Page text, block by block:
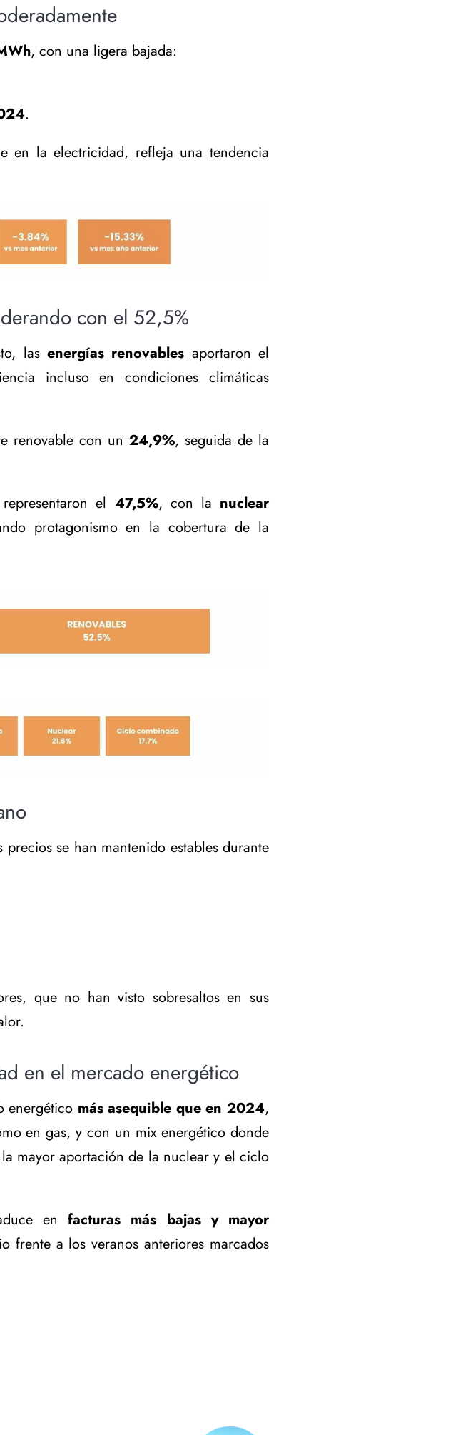
, con una ligera bajada:
.
en la electricidad, refleja una tendencia
con el 52,5%
las energías renovables aportaron el
incluso en condiciones climáticas
renovable con un 24,9%, seguida de la
representaron el 47,5%, con la nuclear
protagonismo en la cobertura de la
precios se han mantenido estables durante
que no han visto sobresaltos en sus
en el mercado energético
energético más asequible que en 2024,
en gas, y con un mix energético donde
mayor aportación de la nuclear y el ciclo
en facturas más bajas y mayor
frente a los veranos anteriores marcados